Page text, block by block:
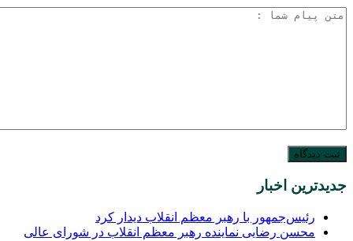
جدیدترین اخبار
رئیس‌جمهور با رهبر معظم انقلاب دیدار کرد
محسن رضایی نماینده رهبر معظم انقلاب در شورای عالی